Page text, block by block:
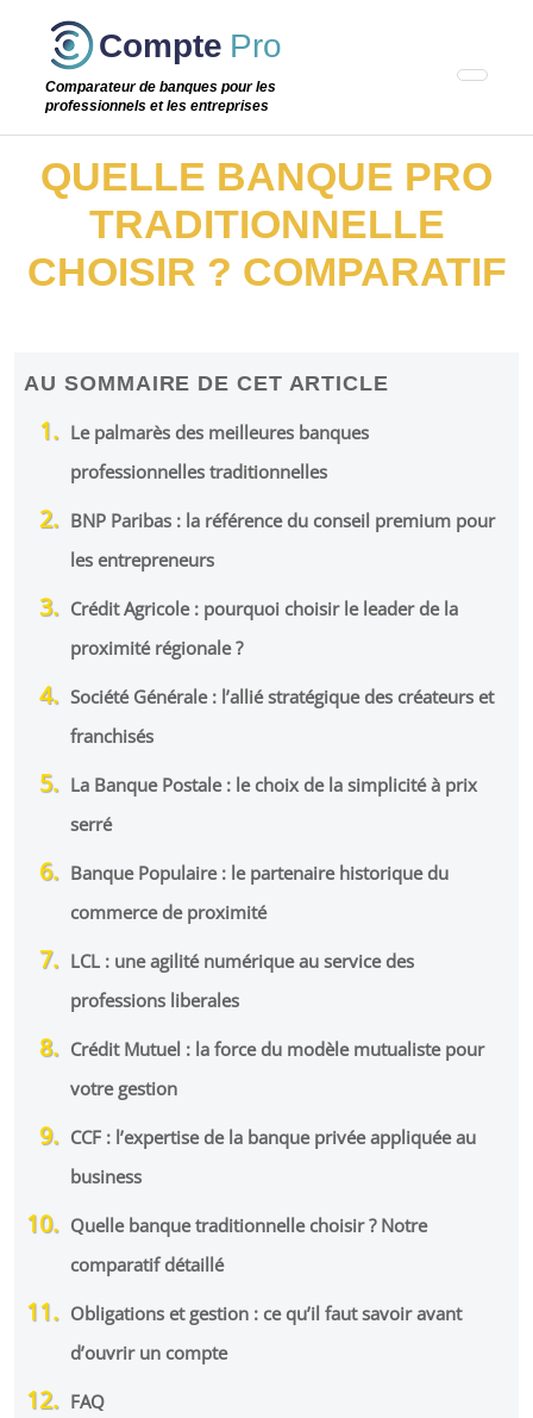
Passer
étape
Compte Pro
Comparateur de banques pour les
professionnels et les entreprises
QUELLE BANQUE PRO
TRADITIONNELLE
CHOISIR ? COMPARATIF
AU SOMMAIRE DE CET ARTICLE
Le palmarès des meilleures banques
professionnelles traditionnelles
BNP Paribas : la référence du conseil premium pour
les entrepreneurs
Crédit Agricole : pourquoi choisir le leader de la
proximité régionale ?
Société Générale : l’allié stratégique des créateurs et
franchisés
La Banque Postale : le choix de la simplicité à prix
serré
Banque Populaire : le partenaire historique du
commerce de proximité
LCL : une agilité numérique au service des
professions liberales
Crédit Mutuel : la force du modèle mutualiste pour
votre gestion
CCF : l’expertise de la banque privée appliquée au
business
Quelle banque traditionnelle choisir ? Notre
comparatif détaillé
Obligations et gestion : ce qu’il faut savoir avant
d’ouvrir un compte
FAQ